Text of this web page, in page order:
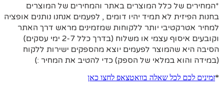
*המחירים של כלל המוצרים באתר והמחירים של המוצרים
בחנות הפיזית לא תמיד יהיו דומים , לפעמים אנחנו נותנים אופציה
למחיר אטרקטיבי יותר ללקוחות שמזמינים מראש דרך האתר
וקובעים איסוף עצמי או משלוח (בדרך כלל 2-7 ימי עסקים)
הסיבה היא שהמוצר לפעמים יוצא מהספקים ישירות ללקוח
(במידה והוא במלאי של הספק) כדי להטיב את המחיר :)
*זמינים לכם לכל שאלה בוואטצאפ לחצו כאן